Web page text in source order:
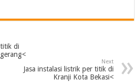
di
Next
Jasa instalasi listrik per titik di
Kranji Kota Bekasi<